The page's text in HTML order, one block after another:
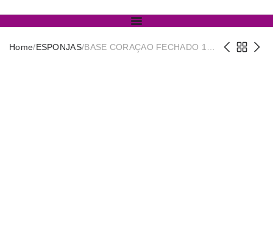
Home/ESPONJAS/BASE CORAÇAO FECHADO 15-